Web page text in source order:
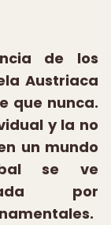
de los
Austriaca
que nunca.
y la no
un mundo
se ve
por